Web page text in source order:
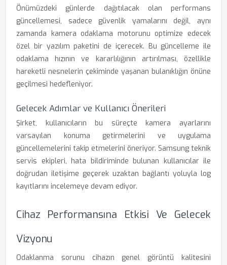
Önümüzdeki günlerde dağıtılacak olan performans
güncellemesi, sadece güvenlik yamalarını değil, aynı
zamanda kamera odaklama motorunu optimize edecek
özel bir yazılım paketini de içerecek. Bu güncelleme ile
odaklama hızının ve kararlılığının artırılması, özellikle
hareketli nesnelerin çekiminde yaşanan bulanıklığın önüne
geçilmesi hedefleniyor.
Gelecek Adımlar ve Kullanıcı Önerileri
Şirket, kullanıcıların bu süreçte kamera ayarlarını
varsayılan konuma getirmelerini ve uygulama
güncellemelerini takip etmelerini öneriyor. Samsung teknik
servis ekipleri, hata bildiriminde bulunan kullanıcılar ile
doğrudan iletişime geçerek uzaktan bağlantı yoluyla log
kayıtlarını incelemeye devam ediyor.
Cihaz Performansına Etkisi Ve Gelecek
Vizyonu
Odaklanma sorunu cihazın genel görüntü kalitesini